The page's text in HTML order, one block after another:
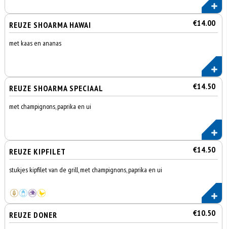
REUZE SHOARMA HAWAI €14.00
met kaas en ananas
REUZE SHOARMA SPECIAAL €14.50
met champignons, paprika en ui
REUZE KIPFILET €14.50
stukjes kipfilet van de grill, met champignons, paprika en ui
REUZE DONER €10.50